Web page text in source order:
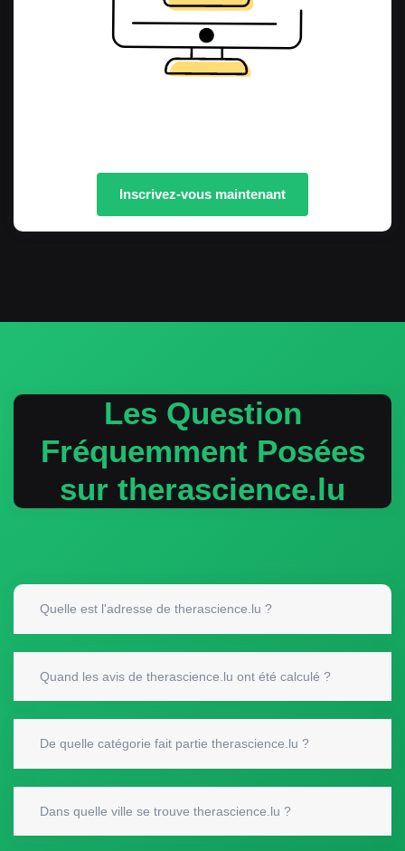
Inscrivez-vous maintenant
Les Question
Fréquemment Posées
sur therascience.lu
Quelle est l'adresse de therascience.lu ?
Quand les avis de therascience.lu ont été calculé ?
De quelle catégorie fait partie therascience.lu ?
Dans quelle ville se trouve therascience.lu ?